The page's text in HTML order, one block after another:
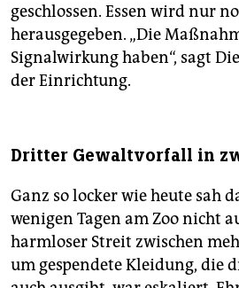
geschlossen. Essen wird nur
herausgegeben. „Die
Signalwirkung haben“, sagt
der Einrichtung.
Dritter Gewaltvorfall in
Ganz so locker wie heute sah
wenigen Tagen am Zoo nicht
harmloser Streit zwischen
um gespendete Kleidung, die